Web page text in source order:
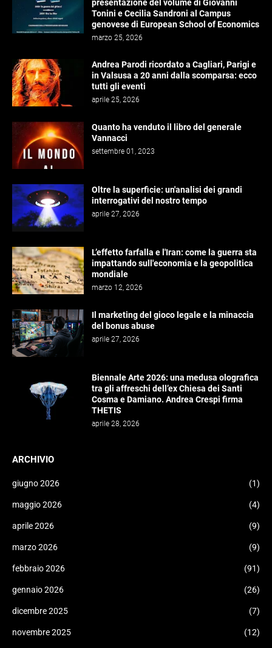
presentazione del volume di Giovanni
Tonini e Cecilia Sandroni al Campus
genovese di European School of Economics
marzo 25, 2026
Andrea Parodi ricordato a Cagliari, Parigi e
in Valsusa a 20 anni dalla scomparsa: ecco
tutti gli eventi
aprile 25, 2026
Quanto ha venduto il libro del generale
Vannacci
settembre 01, 2023
Oltre la superficie: un'analisi dei grandi
interrogativi del nostro tempo
aprile 27, 2026
L’effetto farfalla e l'Iran: come la guerra sta
impattando sull'economia e la geopolitica
mondiale
marzo 12, 2026
Il marketing del gioco legale e la minaccia
del bonus abuse
aprile 27, 2026
Biennale Arte 2026: una medusa olografica
tra gli affreschi dell’ex Chiesa dei Santi
Cosma e Damiano. Andrea Crespi firma
THETIS
aprile 28, 2026
ARCHIVIO
giugno 2026 (1)
maggio 2026 (4)
aprile 2026 (9)
marzo 2026 (9)
febbraio 2026 (91)
gennaio 2026 (26)
dicembre 2025 (7)
novembre 2025 (12)